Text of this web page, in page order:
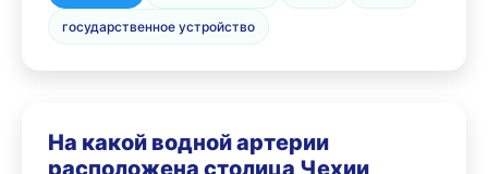
государственное устройство
На какой водной артерии
расположена столица Чехии